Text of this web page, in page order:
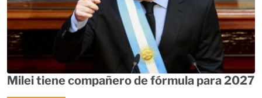
Milei tiene compañero de fórmula para 2027